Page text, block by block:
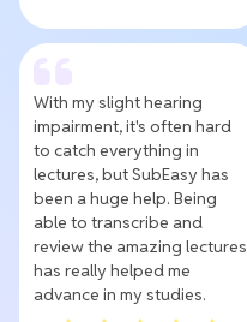
With my slight hearing
impairment, it's often hard
to catch everything in
lectures, but SubEasy has
been a huge help. Being
able to transcribe and
review the amazing lectures
has really helped me
advance in my studies.